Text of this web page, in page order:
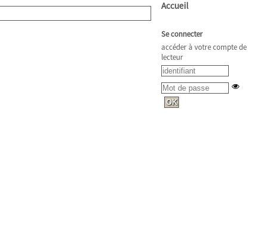
Accueil
Se connecter
accéder à votre compte de
lecteur